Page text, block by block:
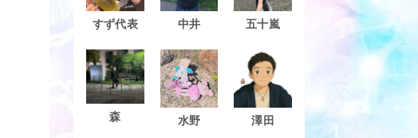
すず代表 中井 五十嵐
森 水野 澤田